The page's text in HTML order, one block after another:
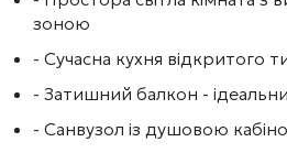
зоною
- Сучасна кухня відкритого
- Затишний балкон -
- Санвузол із душовою